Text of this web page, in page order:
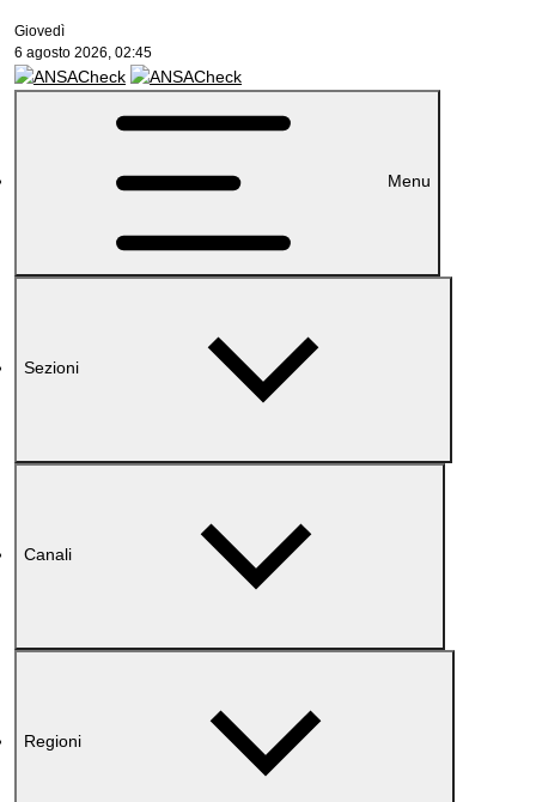
Giovedì
6 agosto 2026, 02:45
Menu
Sezioni
Canali
Regioni